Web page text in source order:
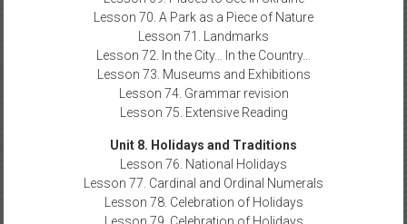
Lesson 70. A Park as a Piece of Nature
Lesson 71. Landmarks
Lesson 72. In the City… In the Country…
Lesson 73. Museums and Exhibitions
Lesson 74. Grammar revision
Lesson 75. Extensive Reading
Unit 8. Holidays and Traditions
Lesson 76. National Holidays
Lesson 77. Cardinal and Ordinal Numerals
Lesson 78. Celebration of Holidays